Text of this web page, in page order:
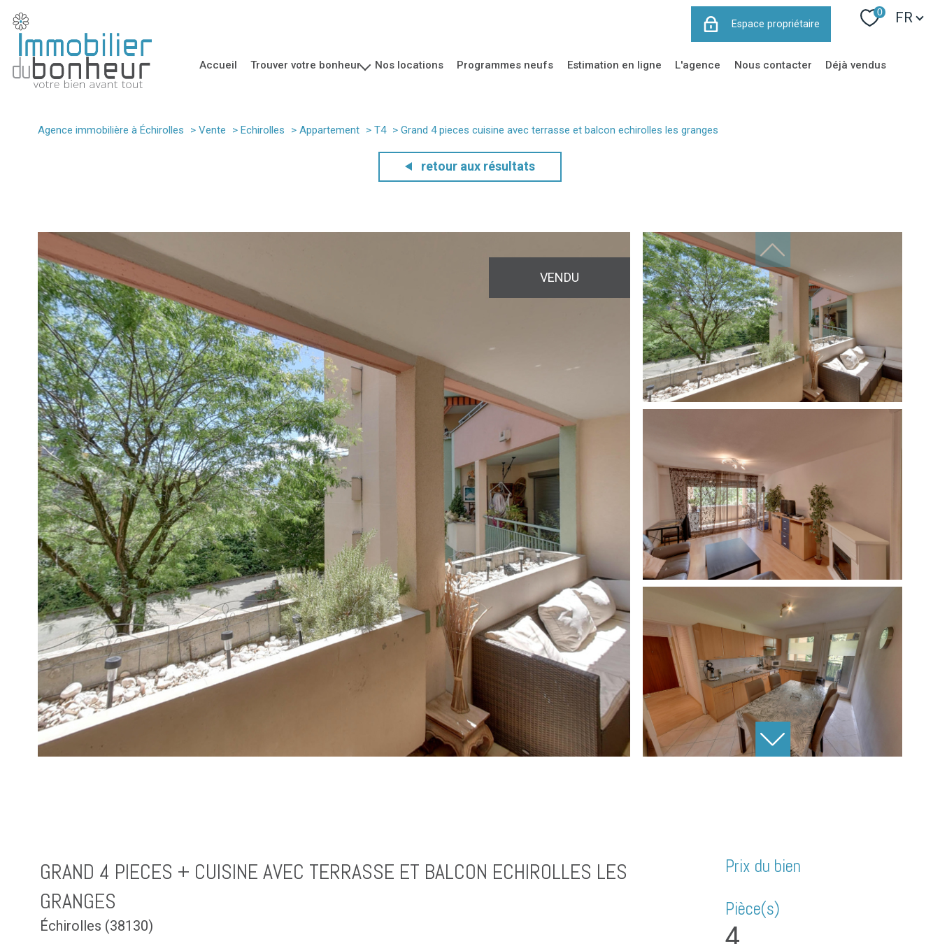
Espace propriétaire
0 Langue
FR
accueil trouver votre bonheur nos locations programmes neufs estimation en ligne l'agence nous contacter déjà vendus
Agence immobilière à Échirolles Vente Echirolles Appartement T4 grand 4 pieces cuisine avec terrasse et balcon echirolles les granges
retour aux résultats
VENDU
GRAND 4 PIECES + CUISINE AVEC TERRASSE ET BALCON ECHIROLLES LES
GRANGES
Échirolles (38130)
Prix du bien
Pièce(s)
4